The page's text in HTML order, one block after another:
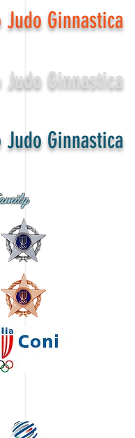
Ginnastica
Ginnastica
Ginnastica